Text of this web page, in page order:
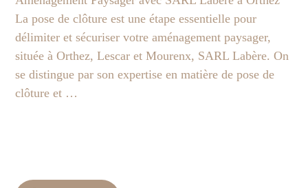
La pose de clôture est une étape essentielle pour
délimiter et sécuriser votre aménagement paysager,
située à Orthez, Lescar et Mourenx, SARL Labère. On
se distingue par son expertise en matière de pose de
clôture et …